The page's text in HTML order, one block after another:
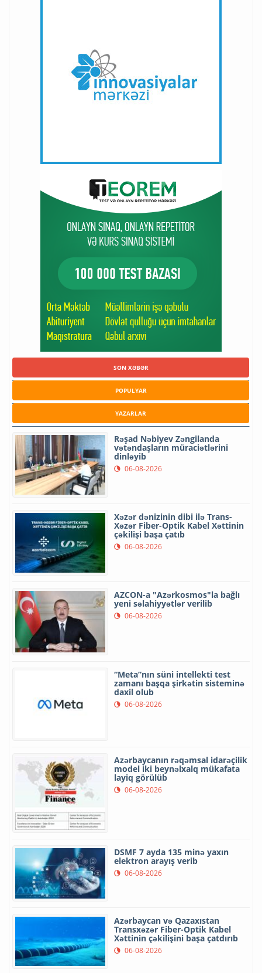
SON XƏBƏR
POPULYAR
YAZARLAR
Rəşad Nəbiyev Zəngilanda
vətəndaşların müraciətlərini
dinləyib
06-08-2026
Xəzər dənizinin dibi ilə Trans-
Xəzər Fiber-Optik Kabel Xəttinin
çəkilişi başa çatıb
06-08-2026
AZCON-a "Azərkosmos"la bağlı
yeni səlahiyyətlər verilib
06-08-2026
“Meta”nın süni intellekti test
zamanı başqa şirkətin sisteminə
daxil olub
06-08-2026
Azərbaycanın rəqəmsal idarəçilik
model iki beynəlxalq mükafata
layiq görülüb
06-08-2026
DSMF 7 ayda 135 minə yaxın
elektron arayış verib
06-08-2026
Azərbaycan və Qazaxıstan
Transxəzər Fiber-Optik Kabel
Xəttinin çəkilişini başa çatdırıb
06-08-2026